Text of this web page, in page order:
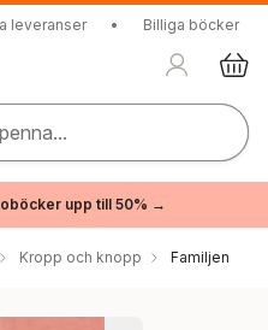
leveranser • Billiga böcker
upp till 50% →
Kropp och knopp Familjen